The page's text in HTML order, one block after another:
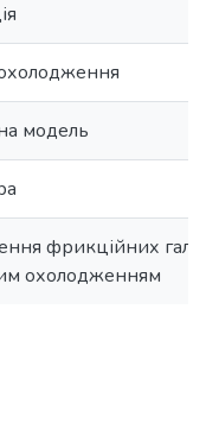
модель
фрикційних
охолодженням